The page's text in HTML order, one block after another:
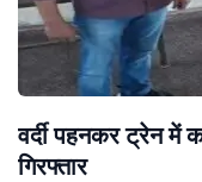
वर्दी पहनकर ट्रेन में
गिरफ्तार